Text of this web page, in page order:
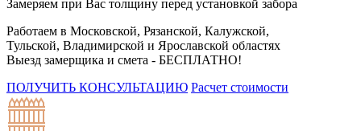
Замеряем при Вас толщину перед установкой забора
Работаем в Московской, Рязанской, Калужской,
Тульской, Владимирской и Ярославской областях
Выезд замерщика и смета - БЕСПЛАТНО!
ПОЛУЧИТЬ КОНСУЛЬТАЦИЮ Расчет стоимости